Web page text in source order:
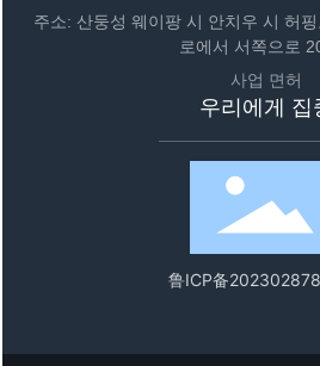
주소: 산둥성 웨이팡 시 안치우 시 허
로에서 서쪽으로
사업 면허
우리에게 집
鲁ICP备